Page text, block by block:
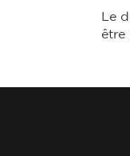
Le
être